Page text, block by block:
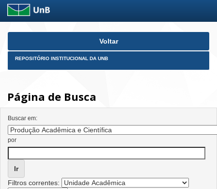
Skip
Voltar
REPOSITÓRIO INSTITUCIONAL DA UNB
Página de Busca
Buscar em:
por
Filtros correntes: